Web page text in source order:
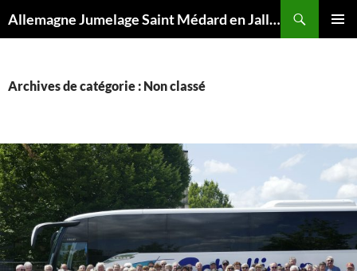
au
Allemagne Jumelage Saint Médard en Jalles Merzig
Archives de catégorie : Non classé